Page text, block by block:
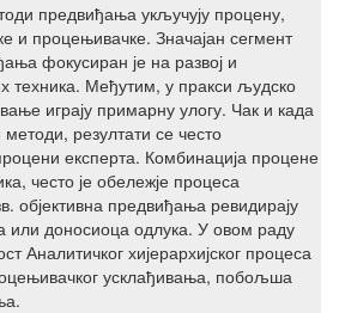
предвиђања укључују процену,
и процењивачке. Значајан сегмент
фокусиран је на развој и
техника. Међутим, у пракси људско
играју примарну улогу. Чак и када
методи, резултати се често
експерта. Комбинација процене
често је обележје процеса
објективна предвиђања ревидирају
или доносиоца одлука. У овом раду
Аналитичког хијерархијског процеса
усклађивања, побољша